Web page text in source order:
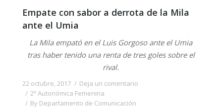
Empate con sabor a derrota de la Mila
ante el Umia
La Mila empató en el Luis Gorgoso ante el Umia
tras haber tenido una renta de tres goles sobre el
rival.
22 octubre, 2017
Deja un comentario
2ª Autonómica Femenina
By Departamento de Comunicación